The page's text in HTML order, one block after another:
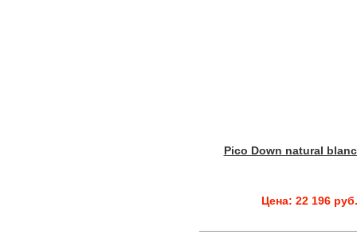
Pico Down natural
Цена: 22 196 руб.